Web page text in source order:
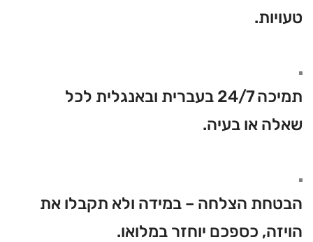
טעויות.
תמיכה 24/7 בעברית ובאנגלית לכל
שאלה או בעיה.
הבטחת הצלחה – במידה ולא תקבלו את
הויזה, כספכם יוחזר במלואו.